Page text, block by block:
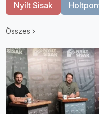
Nyílt Sisak
Összes